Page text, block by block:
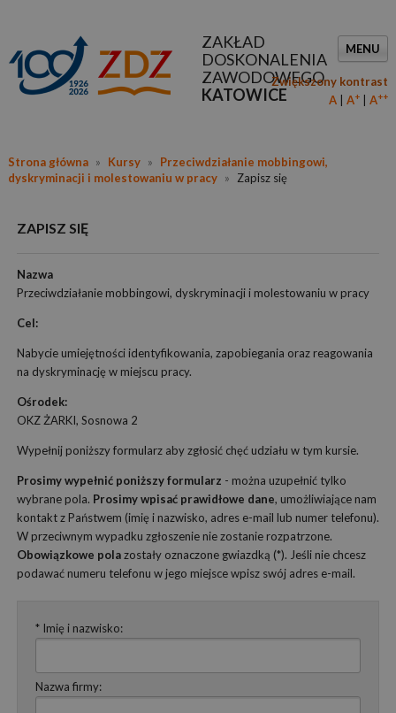
ZAKŁAD
DOSKONALENIA
ZAWODOWEGO
KATOWICE
MENU
Zwiększony kontrast
A
A+ A++
Strona główna » Kursy »
Przeciwdziałanie mobbingowi,
dyskryminacji i molestowaniu w pracy » Zapisz się
ZAPISZ SIĘ
Nazwa
Przeciwdziałanie mobbingowi, dyskryminacji i molestowaniu w pracy
Cel:
Nabycie umiejętności identyfikowania, zapobiegania oraz reagowania
na dyskryminację w miejscu pracy.
Ośrodek:
OKZ ŻARKI, Sosnowa 2
Wypełnij poniższy formularz aby zgłosić chęć udziału w tym kursie.
Prosimy wypełnić poniższy formularz - można uzupełnić tylko
wybrane pola. Prosimy wpisać prawidłowe dane, umożliwiające nam
kontakt z Państwem (imię i nazwisko, adres e-mail lub numer telefonu).
W przeciwnym wypadku zgłoszenie nie zostanie rozpatrzone.
Obowiązkowe polazostały oznaczone gwiazdką (*). Jeśli nie chcesz
podawać numeru telefonu w jego miejsce wpisz swój adres e-mail.
* Imię i nazwisko:
Nazwa firmy: